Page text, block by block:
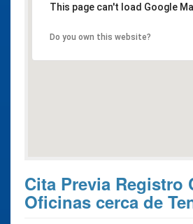
This page can't load Google
Do you own this website?
Cita Previa Registro
Oficinas cerca de